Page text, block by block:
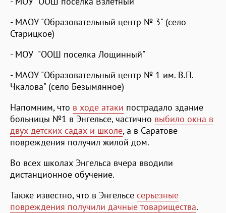
- МАОУ "Образовательный центр № 3" (село
Старицкое)
- МОУ "ООШ поселка Лощинный"
- МАОУ "Образовательный центр № 1 им. В.П.
Чкалова" (село Безымянное)
Напомним, что в ходе атаки пострадало здание
больницы №1 в Энгельсе, частично выбило окна в
двух детских садах и школе, а в Саратове
повреждения получил жилой дом.
Во всех школах Энгельса вчера вводили
дистанционное обучение.
Также известно, что в Энгельсе серьезные
повреждения получили дачные товарищества.